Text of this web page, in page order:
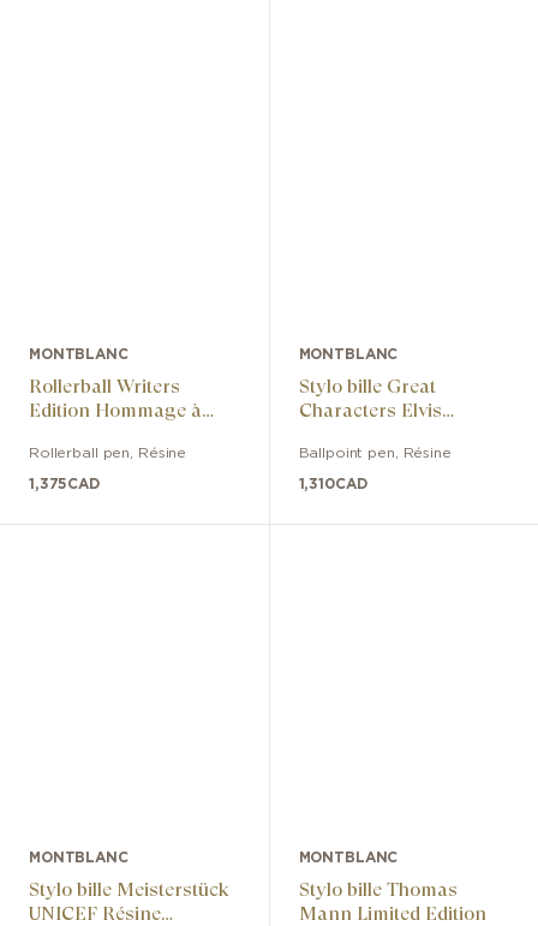
MONTBLANC
Rollerball Writers
Edition Hommage à
Limited Edition
Rollerball pen Résine
1,375CAD
MONTBLANC
Stylo bille Great
Characters Elvis
Ballpoint pen Résine
1,310CAD
MONTBLANC
Stylo bille Meisterstück
UNICEF Résine
MONTBLANC
Stylo bille Thomas
Mann Limited Edition